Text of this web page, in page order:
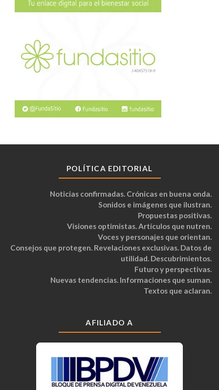
POLÍTICA EDITORIAL
Noticias confirmadas. Crónicas en buena onda.
Sonidos e imágenes que ilustran.
Propuestas positivas.
Visiones optimistas. Artículos que nutren.
Voces y personajes que orientan.
Consejos que protegen. Revelaciones exclusivas. Datos de
utilidad. Descubrimientos.
Futuro y perspectivas.
Nuevas tendencias. Informaciones que suman.
Textos que aclaran.
AFILIADO A